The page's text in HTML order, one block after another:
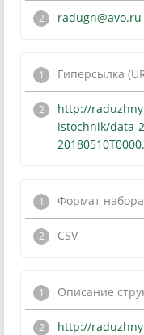
radugn@avo.ru
Гиперсылка
http://
istochnik/data-
Формат
CSV
Описание
http://